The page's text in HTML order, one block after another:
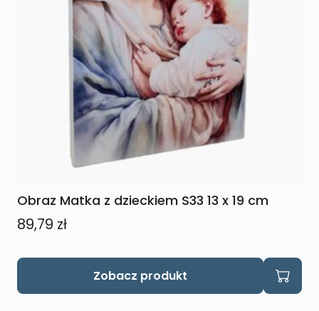
Obraz Matka z dzieckiem S33 13 x 19 cm
89,79 zł
Zobacz produkt